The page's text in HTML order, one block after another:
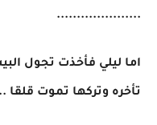
.....................
اما ليلي فأخذت تجول
تأخره وتركها تموت قلقا